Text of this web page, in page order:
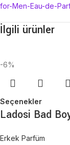
for-Men-Eau-de-
İlgili ürünler
-6%
Seçenekler
Ladosi Bad
Erkek Parfüm